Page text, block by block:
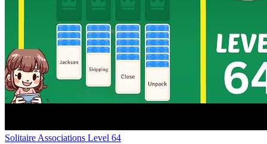
Level 64